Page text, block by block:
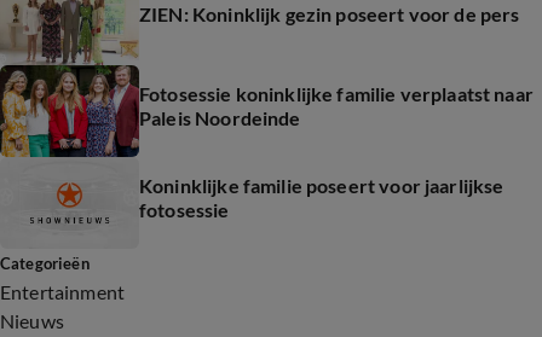
ZIEN: Koninklijk gezin poseert voor de pers
Fotosessie koninklijke familie verplaatst naar
Paleis Noordeinde
Koninklijke familie poseert voor jaarlijkse
fotosessie
Categorieën
Entertainment
Nieuws